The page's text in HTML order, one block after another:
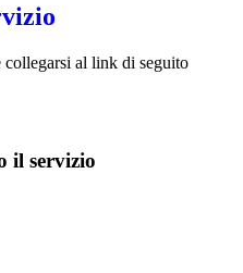
collegarsi al link di seguito
il servizio